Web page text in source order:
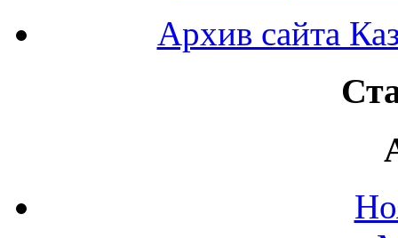
Архив сайта